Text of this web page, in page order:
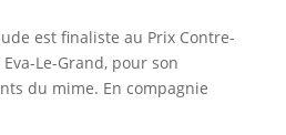
est finaliste au Prix Contre-
Le-Grand, pour son
du mime. En compagnie